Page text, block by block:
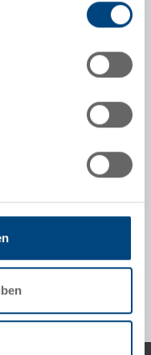
transparent, aussen